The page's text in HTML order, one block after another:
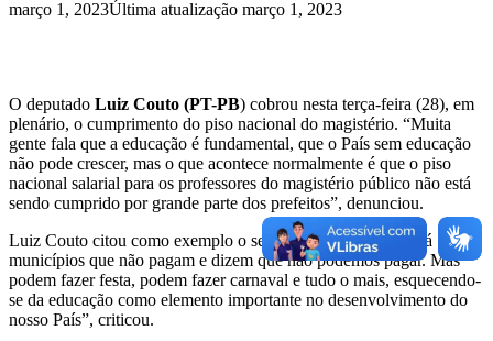
março 1, 2023Última atualização março 1, 2023
O deputado Luiz Couto (PT-PB) cobrou nesta terça-feira (28), em
plenário, o cumprimento do piso nacional do magistério. “Muita
gente fala que a educação é fundamental, que o País sem educação
não pode crescer, mas o que acontece normalmente é que o piso
nacional salarial para os professores do magistério público não está
sendo cumprido por grande parte dos prefeitos”, denunciou.
Luiz Couto citou como exemplo o seu estado: a Paraíba. “Há
municípios que não pagam e dizem que não podemos pagar. Mas
podem fazer festa, podem fazer carnaval e tudo o mais, esquecendo-
se da educação como elemento importante no desenvolvimento do
nosso País”, criticou.